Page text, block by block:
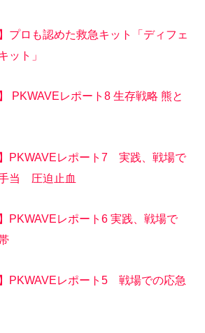
】プロも認めた救急キット「ディフェ
ット」
PKWAVEレポート8 生存戦略 熊と
】PKWAVEレポート7 実践、戦場で
当 圧迫止血
】PKWAVEレポート6 実践、戦場で
】PKWAVEレポート5 戦場での応急